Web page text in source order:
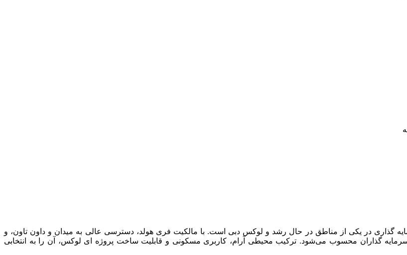
گذاری در یکی از مناطق در حال رشد و لوکس دبی است. با مالکیت فری هولد، دسترسی عالی به میدان و داون تاون، و
سرمایه گذاران محسوب می‌شود. ترکیب محیطی آرام، کاربری مسکونی و قابلیت ساخت پروژه ای لوکس، آن را به انتخابی